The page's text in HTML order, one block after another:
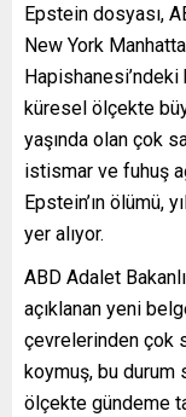
Epstein dosyası,
New York
Hapishanesi’ndeki
küresel ölçekte
yaşında olan çok
istismar ve fuhuş
Epstein’ın ölümü,
yer alıyor.
ABD Adalet
açıklanan yeni
çevrelerinden çok
koymuş, bu durum
ölçekte gündeme